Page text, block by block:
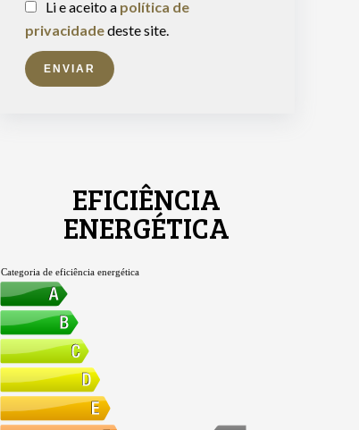
Li e aceito a política de
privacidadedeste site.
ENVIAR
EFICIÊNCIA
ENERGÉTICA
Categoria de eficiência energética